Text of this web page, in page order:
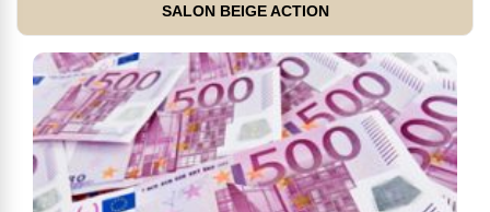
SALON BEIGE ACTION